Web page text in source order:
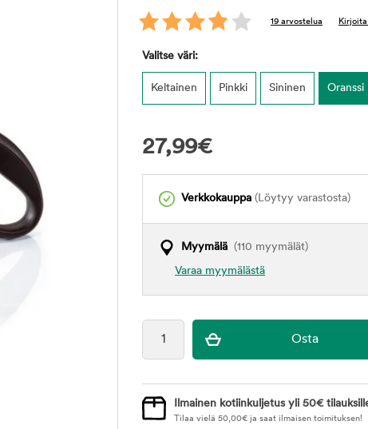
19 arvostelua
Valitse väri:
Keltainen Pinkki Sininen Oranssi
27,99€
Verkkokauppa (Löytyy varastosta)
Myymälä (110 myymälät)
Varaa myymälästä
Ilmainen kotiinkuljetus yli 50€
Tilaa vielä 50,00€ ja saat ilmaisen toimituksen!